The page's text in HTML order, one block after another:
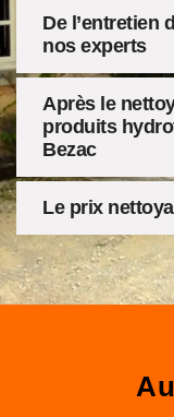
De l’entretien
nos experts
Après le
produits
Bezac
Le prix